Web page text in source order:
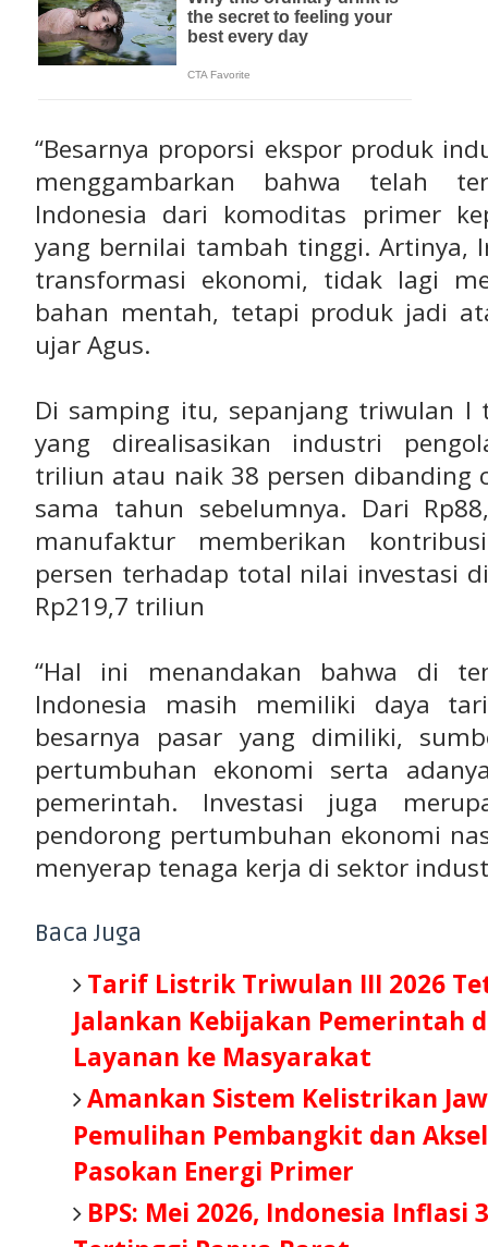
“Besarnya proporsi ekspor produk
menggambarkan bahwa telah
Indonesia dari komoditas primer
yang bernilai tambah tinggi. Artinya,
transformasi ekonomi, tidak lagi
bahan mentah, tetapi produk jadi
ujar Agus.
Di samping itu, sepanjang triwulan I
yang direalisasikan industri
triliun atau naik 38 persen dibanding
sama tahun sebelumnya. Dari
manufaktur memberikan
persen terhadap total nilai investasi
Rp219,7 triliun
“Hal ini menandakan bahwa di
Indonesia masih memiliki daya
besarnya pasar yang dimiliki,
pertumbuhan ekonomi serta
pemerintah. Investasi juga
pendorong pertumbuhan ekonomi
menyerap tenaga kerja di sektor
Baca Juga
Tarif Listrik Triwulan III 2026
Jalankan Kebijakan Pemerintah
Layanan ke Masyarakat
Amankan Sistem Kelistrikan
Pemulihan Pembangkit dan
Pasokan Energi Primer
BPS: Mei 2026, Indonesia Inflasi